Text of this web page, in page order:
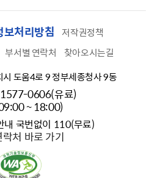
보처리방침
저작권정책
부서별 연락처
찾아오시는길
도움4로 9 정부세종청사 9동
0606(유료)
~ 18:00)
내 국번없이 110(무료)
락처 바로 가기